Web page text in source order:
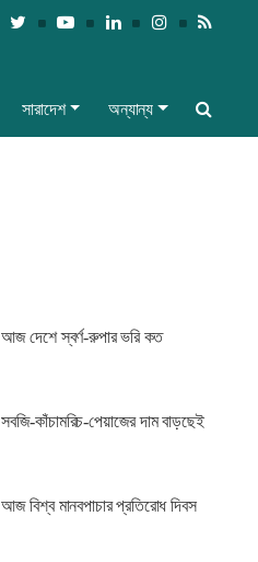
সারাদেশ অন্যান্য
আজ দেশে স্বর্ণ-রুপার ভরি কত
সবজি-কাঁচামরিচ-পেয়াজের দাম বাড়ছেই
আজ বিশ্ব মানবপাচার প্রতিরোধ দিবস